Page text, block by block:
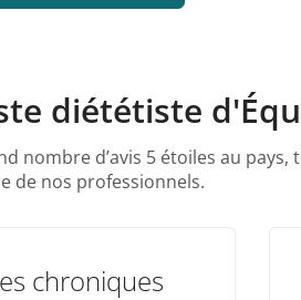
diététiste
d’avis 5 étoiles au
de nos professionnels.
chroniques